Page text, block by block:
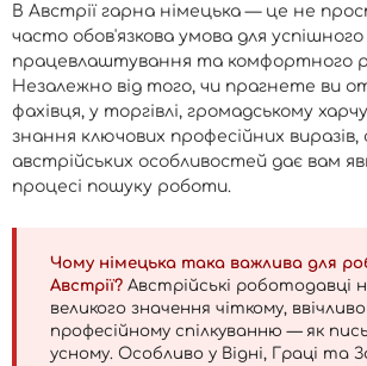
В Австрії гарна німецька — це не
часто обов'язкова умова для успішного
працевлаштування та комфортного
Незалежно від того, чи прагнете ви
фахівця, у торгівлі, громадському
знання ключових професійних
австрійських особливостей дає вам
процесі пошуку роботи.
Чому німецька така важлива для
Австрії? Австрійські роботодавці
великого значення чіткому,
професійному спілкуванню — як
усному. Особливо у Відні, Граці та